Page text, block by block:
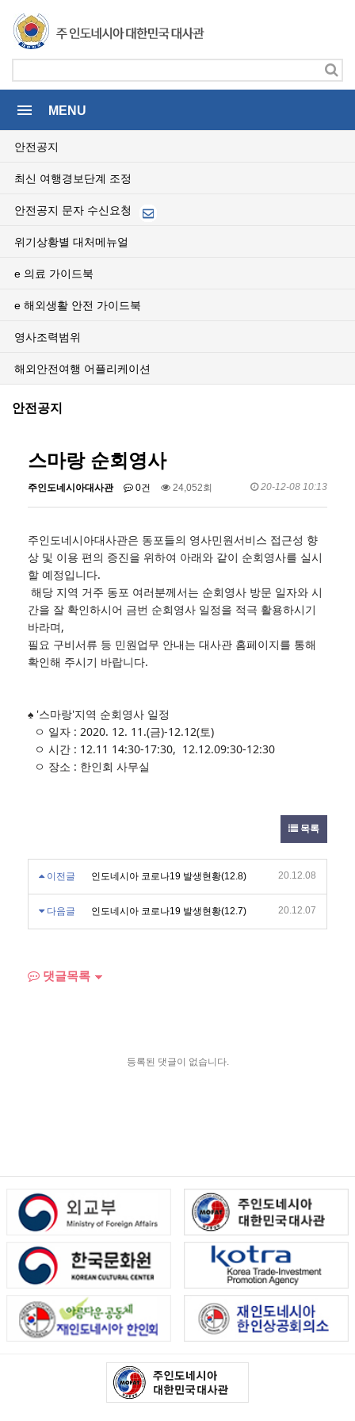
menu MENU
안전공지
최신 여행경보단계 조정
안전공지 문자 수신요청
위기상황별 대처메뉴얼
e 의료 가이드북
e 해외생활 안전 가이드북
영사조력범위
해외안전여행 어플리케이션
안전공지
스마랑 순회영사
주인도네시아대사관 0건 24,052회 20-12-08 10:13
주인도네시아대사관은 동포들의 영사민원서비스 접근성 향
상 및 이용 편의 증진을 위하여 아래와 같이 순회영사를 실시
할 예정입니다.
해당 지역 거주 동포 여러분께서는 순회영사 방문 일자와 시
간을 잘 확인하시어 금번 순회영사 일정을 적극 활용하시기
바라며,
필요 구비서류 등 민원업무 안내는 대사관 홈페이지를 통해
확인해 주시기 바랍니다.
♠ '스마랑'지역 순회영사 일정
ㅇ 일자 : 2020. 12. 11.(금)-12.12(토)
ㅇ 시간 : 12.11 14:30-17:30, 12.12.09:30-12:30
ㅇ 장소 : 한인회 사무실
목록
이전글 인도네시아 코로나19 발생현황(12.8) 20.12.08
다음글 인도네시아 코로나19 발생현황(12.7) 20.12.07
댓글목록
등록된 댓글이 없습니다.